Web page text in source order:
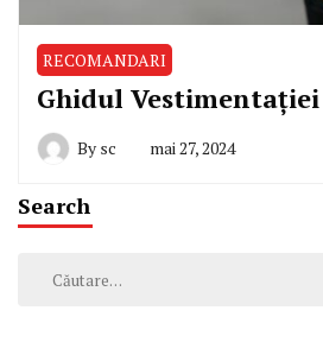
RECOMANDARI
Ghidul
By sc mai 27, 2024
Search
Caută